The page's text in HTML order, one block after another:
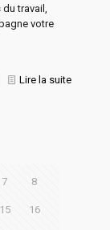
travail,
votre
Lire la suite
7 8
15 16